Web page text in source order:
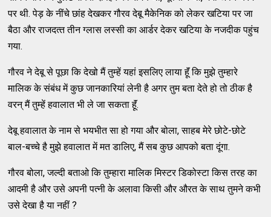
पर थी. पेड़ के नींचे छांह देखकर गौरव देबू मैकेनिक को लेकर खटिया पर जा
बैठा और राजदत्‍त तीन ग्‍लास लस्‍सी का आर्डर देकर खटिया के नजदीक पहुंच
गया.
गौरव ने देबू से पूछा कि देखो मैं तुम्‍हें यहां इसलिए लाया हॅूं कि मुझे तुम्‍हारे
मालिक के संबंध में कुछ जानकारियां लेनी है अगर तुम बता देते हो तो ठीक है
वरन्‌ मैं तुम्‍हें हवालात भी ले जा सकता हॅूं.
देबू हवालात के नाम से भयभीत सा हो गया और बोला, साहब मेरे छोटे-छोटे
बाल-बच्‍चे है मुझे हवालात में मत डालिए, मैं सब कुछ आपको बता दूंगा.
गौरव बोला, जल्‍दी बताओ कि तुम्‍हारा मालिक मिस्‍टर डिकोस्‍टा किस तरह का
आदमी है और उसे अपनी पत्‍नी के अलावा किसी और औरत के साथ तुमने कभी
उसे देखा है या नहीं ?